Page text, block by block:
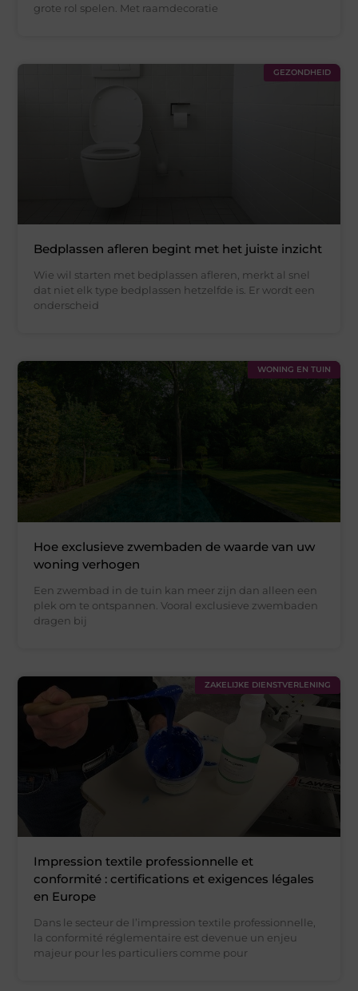
grote rol spelen. Met raamdecoratie
GEZONDHEID
Bedplassen afleren begint met het juiste inzicht
Wie wil starten met bedplassen afleren, merkt al snel
dat niet elk type bedplassen hetzelfde is. Er wordt een
onderscheid
WONING EN TUIN
Hoe exclusieve zwembaden de waarde van uw
woning verhogen
Een zwembad in de tuin kan meer zijn dan alleen een
plek om te ontspannen. Vooral exclusieve zwembaden
dragen bij
ZAKELIJKE DIENSTVERLENING
Impression textile professionnelle et
conformité : certifications et exigences légales
en Europe
Dans le secteur de l’impression textile professionnelle,
la conformité réglementaire est devenue un enjeu
majeur pour les particuliers comme pour